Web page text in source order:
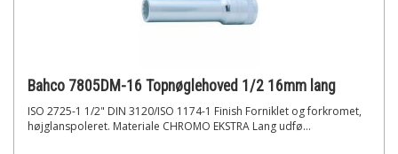
Bahco 7805DM-16 Topnøglehoved 1/2 16mm lang
ISO 2725-1 1/2" DIN 3120/ISO 1174-1 Finish Forniklet og forkromet,
højglanspoleret. Materiale CHROMO EKSTRA Lang udfø...